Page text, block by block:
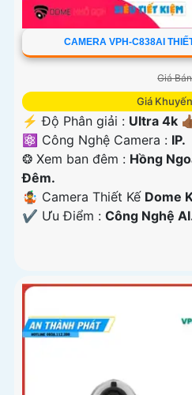
CAMERA VPH-C838AI
Giá
Giá
️⚡ Độ Phân giải : Ultra 4k
⚛️ Công Nghệ Camera : IP.
❂ Xem ban đêm : Hồng
Ðêm.
🤹 Camera Thiết Kế Dome
️✔️ Ưu Điểm : Công Nghệ